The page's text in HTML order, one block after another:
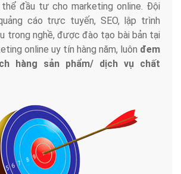
đầu tư cho marketing online. Đội
cáo trực tuyến, SEO, lập trình
trong nghề, được đào tạo bài bản tại
online uy tín hàng năm, luôn đem
hàng sản phẩm/ dịch vụ chất